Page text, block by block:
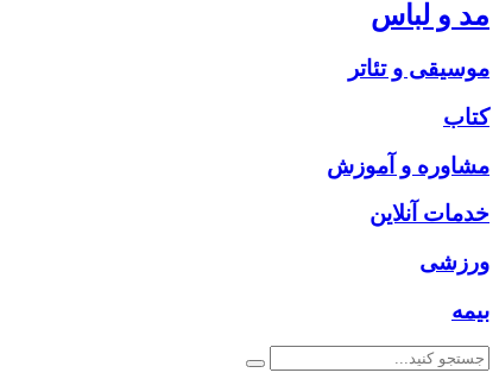
مد و لباس
موسیقی و تئاتر
کتاب
مشاوره و آموزش
خدمات آنلاین
ورزشی
بیمه